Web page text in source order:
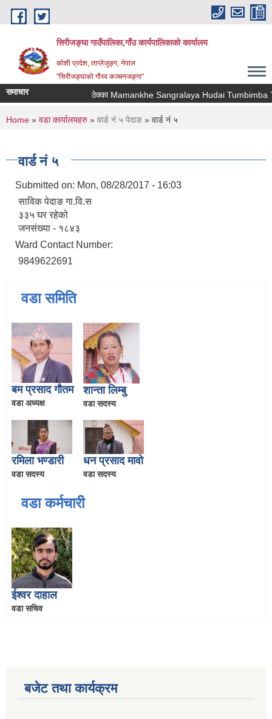
Skip to main content
सिरीजङ्घा गाउँपालिका,गाँउ कार्यपालिकाको कार्यालय
कोशी प्रदेश, ताप्लेजुङ्ग, नेपाल
"सिरीजङ्घाको गौरव कञ्चनजङ्गा"
समाचार ठेक्का Mamankhe Sangralaya Hudai Tumbimba
You are here
Home » वडा कार्यालयहरु » वार्ड नं ५ पेदाङ » वार्ड नं ५
वार्ड नं ५
Submitted on: Mon, 08/28/2017 - 16:03
साविक पेदाङ गा.वि.स
३३५ घर रहेको
जनसंख्या - १८४३
Ward Contact Number:
9849622691
वडा समिति
बम प्रसाद गौतम
वडा अध्यक्ष
शान्ता लिम्बु
वडा सदस्य
रमिला भण्डारी
वडा सदस्य
धन प्रसाद मावो
वडा सदस्य
वडा कर्मचारी
ईश्वर दाहाल
वडा सचिव
बजेट तथा कार्यक्रम